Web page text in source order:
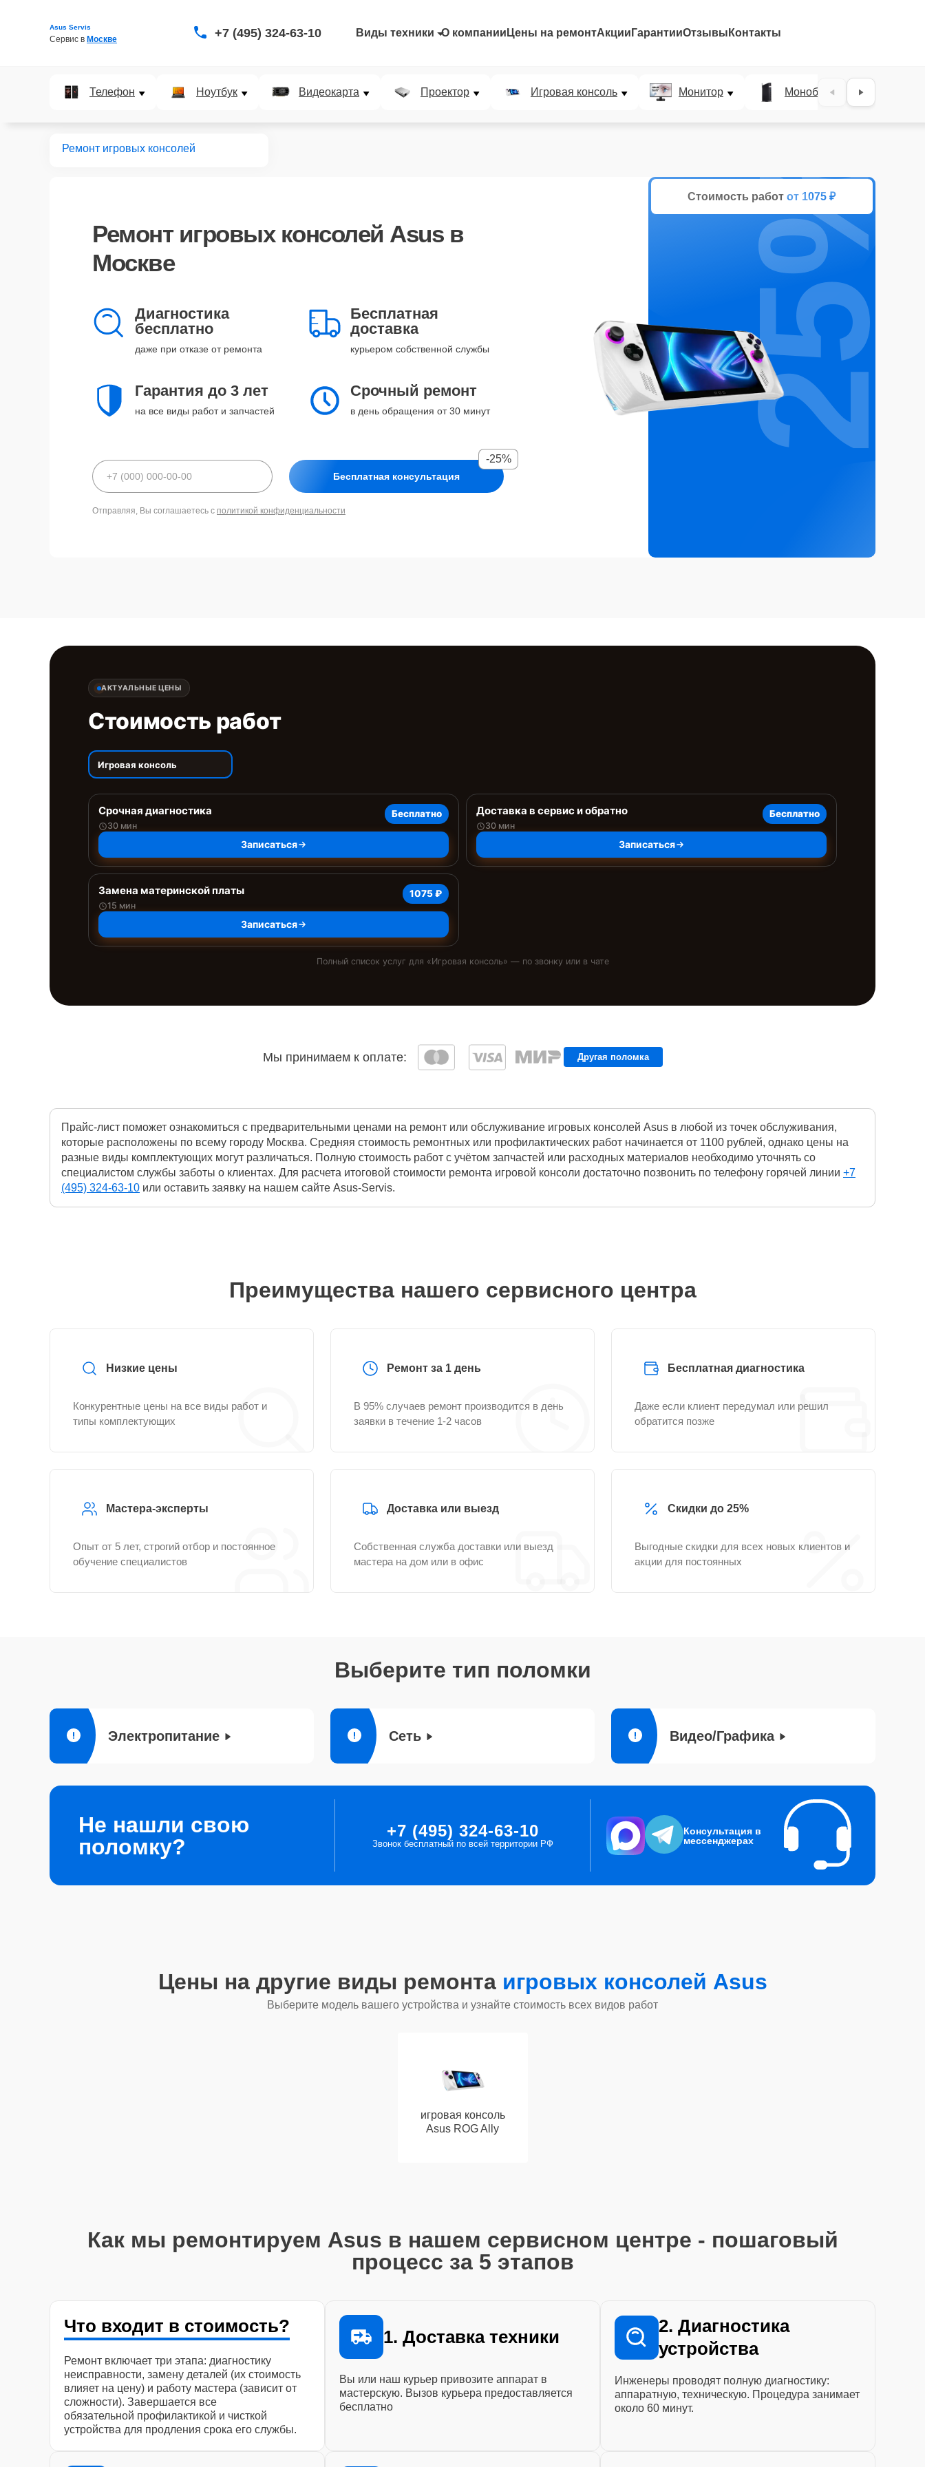
Asus Servis
Сервис в Москве +7 (495) 324-63-10 Виды техники О компании Цены на ремонтАкции ГарантииОтзывы Контакты
Телефон Ноутбук Видеокарта Проектор Игровая консоль Монитор Моноблок
Ремонт игровых консолей
Ремонт игровых консолей Asusв
Москве
Диагностика
бесплатно
даже при отказе от ремонта
Бесплатная
доставка
курьером собственной службы
Гарантия до 3 лет
на все виды работ и запчастей
Срочный ремонт
в день обращения от 30 минут
Бесплатная консультация
-25%
Отправляя, Вы соглашаетесь с политикой конфиденциальности
Стоимость работ от 1075 ₽
25%
АКТУАЛЬНЫЕ ЦЕНЫ
Стоимость работ
Игровая консоль
Срочная диагностика
30 мин
Бесплатно
Записаться
Доставка в сервис и обратно
30 мин
Бесплатно
Записаться
Замена материнской платы
15 мин
1075 ₽
Записаться
Полный список услуг для «Игровая консоль» — по звонку или в чате
Мы принимаем к оплате: Другая поломка
Прайс-лист поможет ознакомиться с предварительными ценами на ремонт или обслуживание игровых консолей Asus в любой из точек обслуживания,
которые расположены по всему городу Москва. Средняя стоимость ремонтных или профилактических работ начинается от 1100 рублей, однако цены на
разные виды комплектующих могут различаться. Полную стоимость работ с учётом запчастей или расходных материалов необходимо уточнять со
специалистом службы заботы о клиентах. Для расчета итоговой стоимости ремонта игровой консоли достаточно позвонить по телефону горячей линии +7
(495) 324-63-10 или оставить заявку на нашем сайте Asus-Servis.
Преимущества нашего сервисного центра
Низкие цены
Конкурентные цены на все виды работ и
типы комплектующих
Ремонт за 1 день
В 95% случаев ремонт производится в день
заявки в течение 1-2 часов
Бесплатная диагностика
Даже если клиент передумал или решил
обратится позже
Мастера-эксперты
Опыт от 5 лет, строгий отбор и постоянное
обучение специалистов
Доставка или выезд
Собственная служба доставки или выезд
мастера на дом или в офис
Скидки до 25%
Выгодные скидки для всех новых клиентов и
акции для постоянных
Выберите тип поломки
Электропитание Сеть Видео/Графика
Не нашли свою
поломку?
+7 (495) 324-63-10
Звонок бесплатный по всей территории РФ
Консультация в
мессенджерах
Цены на другие виды ремонта игровых консолей Asus
Выберите модель вашего устройства и узнайте стоимость всех видов работ
игровая консоль
Asus ROG Ally
Как мы ремонтируем Asus в нашем сервисном центре - пошаговый
процесс за 5 этапов
Что входит в стоимость?
Ремонт включает три этапа: диагностику
неисправности, замену деталей (их стоимость
влияет на цену) и работу мастера (зависит от
сложности). Завершается все
обязательной профилактикой и чисткой
устройства для продления срока его службы.
1. Доставка техники
Вы или наш курьер привозите аппарат в
мастерскую. Вызов курьера предоставляется
бесплатно
2. Диагностика
устройства
Инженеры проводят полную диагностику:
аппаратную, техническую. Процедура занимает
около 60 минут.